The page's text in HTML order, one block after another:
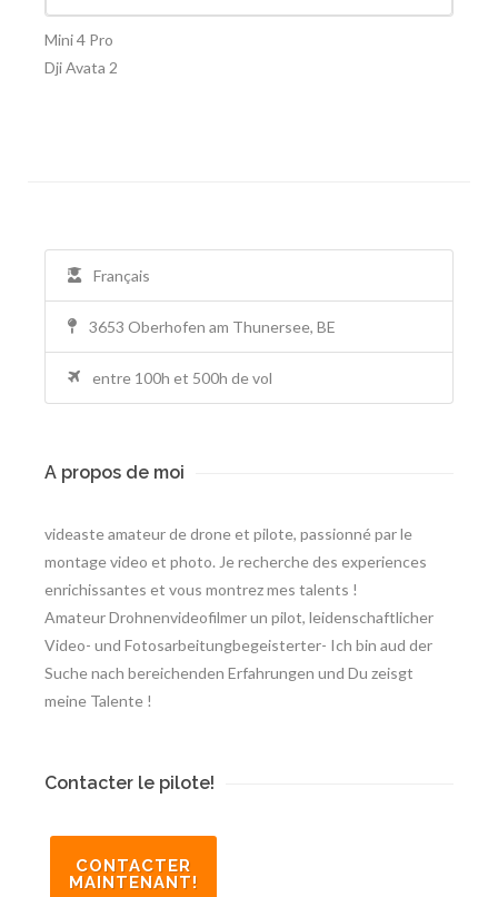
Mini 4 Pro
Dji Avata 2
Français
3653 Oberhofen am Thunersee, BE
entre 100h et 500h de vol
A propos de moi
videaste amateur de drone et pilote, passionné par le
montage video et photo. Je recherche des experiences
enrichissantes et vous montrez mes talents !
Amateur Drohnenvideofilmer un pilot, leidenschaftlicher
Video- und Fotosarbeitungbegeisterter- Ich bin aud der
Suche nach bereichenden Erfahrungen und Du zeisgt
meine Talente !
Contacter le pilote!
CONTACTER
MAINTENANT!